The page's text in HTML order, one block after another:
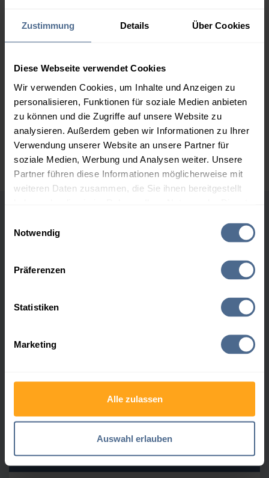
Zustimmung Details Über Cookies
Diese Webseite verwendet Cookies
Wir verwenden Cookies, um Inhalte und Anzeigen zu
personalisieren, Funktionen für soziale Medien anbieten
zu können und die Zugriffe auf unsere Website zu
analysieren. Außerdem geben wir Informationen zu Ihrer
Verwendung unserer Website an unsere Partner für
soziale Medien, Werbung und Analysen weiter. Unsere
Partner führen diese Informationen möglicherweise mit
weiteren Daten zusammen, die Sie ihnen bereitgestellt
Notwendig
Präferenzen
Statistiken
Marketing
Alle zulassen
Auswahl erlauben
2.000 Liter 0,00 €
3.000 Liter
158,21 €
5.000 Liter
156,70 €
156,70 €
0,00 €
Preise für Heizöl in Standardqualität nach Ö-Norm C 1109 in € / 100
Liter inkl. MwSt. und Lieferung bei einer Lieferstelle.
Höchst- und Tiefststände der
Heizölpreise in Döbriach
30.07.2026
3 Monate 169,23 € 30.07.2026
192,81 €
Heizölpreis-Tiefstwerte